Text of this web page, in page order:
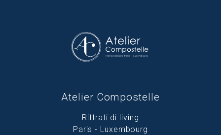
Atelier Compostelle
Rittrati di living
Paris - Luxembourg